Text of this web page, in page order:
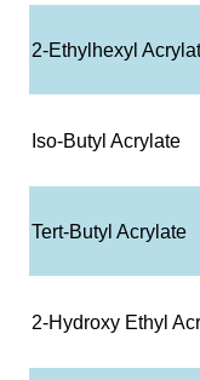
2-Ethylhexyl
Iso-Butyl Acrylate
Tert-Butyl Acrylate
2-Hydroxy Ethyl